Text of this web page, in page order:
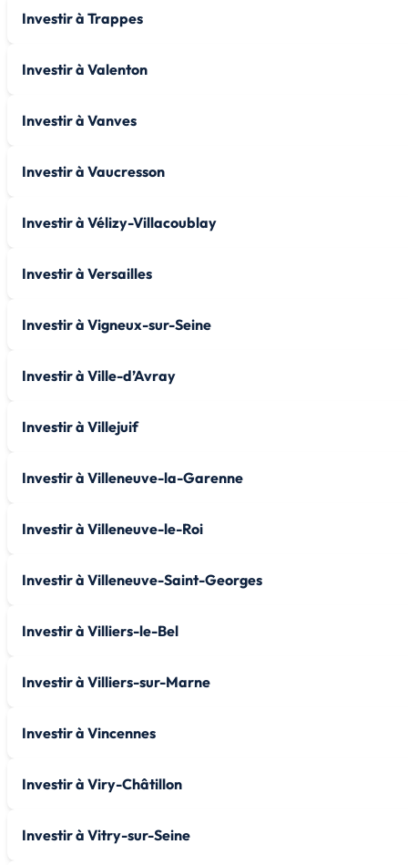
Investir à Trappes
Investir à Valenton
Investir à Vanves
Investir à Vaucresson
Investir à Vélizy-Villacoublay
Investir à Versailles
Investir à Vigneux-sur-Seine
Investir à Ville-d’Avray
Investir à Villejuif
Investir à Villeneuve-la-Garenne
Investir à Villeneuve-le-Roi
Investir à Villeneuve-Saint-Georges
Investir à Villiers-le-Bel
Investir à Villiers-sur-Marne
Investir à Vincennes
Investir à Viry-Châtillon
Investir à Vitry-sur-Seine